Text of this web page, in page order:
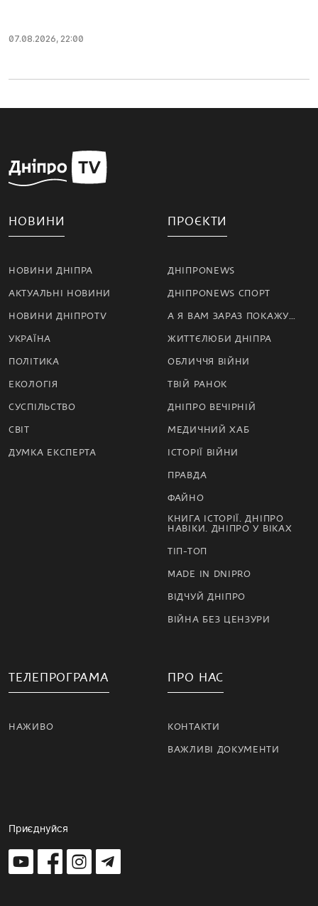
07.08.2026, 22:00
НОВИНИ
НОВИНИ ДНІПРА
АКТУАЛЬНІ НОВИНИ
НОВИНИ ДНІПРОTV
УКРАЇНА
ПОЛІТИКА
ЕКОЛОГІЯ
СУСПІЛЬСТВО
СВІТ
ДУМКА ЕКСПЕРТА
ПРОЄКТИ
ДНІПРОNEWS
ДНІПРОNEWS СПОРТ
А Я ВАМ ЗАРАЗ ПОКАЖУ…
ЖИТТЄЛЮБИ ДНІПРА
ОБЛИЧЧЯ ВІЙНИ
ТВІЙ РАНОК
ДНІПРО ВЕЧІРНІЙ
МЕДИЧНИЙ ХАБ
ІСТОРІЇ ВІЙНИ
ПРАВДА
ФАЙНО
КНИГА ІСТОРІЇ. ДНІПРО
НАВІКИ. ДНІПРО У ВІКАХ
ТІП-ТОП
MADE IN DNIPRO
ВІДЧУЙ ДНІПРО
ВІЙНА БЕЗ ЦЕНЗУРИ
ТЕЛЕПРОГРАМА
НАЖИВО
ПРО НАС
КОНТАКТИ
ВАЖЛИВІ ДОКУМЕНТИ
Приєднуйся